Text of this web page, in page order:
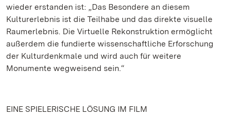
wieder erstanden ist: „Das Besondere an diesem
Kulturerlebnis ist die Teilhabe und das direkte visuelle
Raumerlebnis. Die Virtuelle Rekonstruktion ermöglicht
außerdem die fundierte wissenschaftliche Erforschung
der Kulturdenkmale und wird auch für weitere
Monumente wegweisend sein.“
EINE SPIELERISCHE LÖSUNG IM FILM